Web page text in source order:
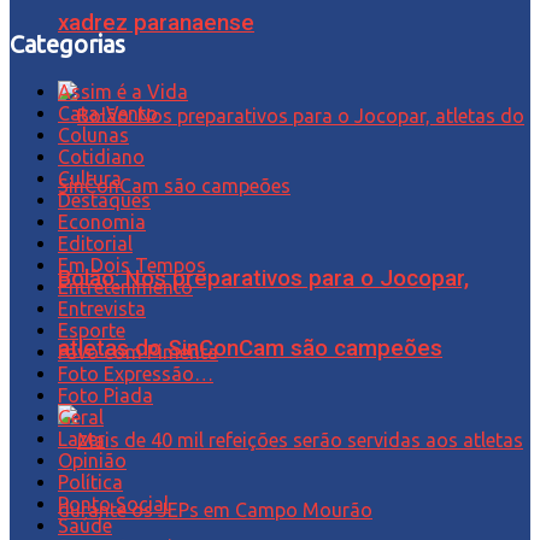
xadrez paranaense
Bolão: Nos preparativos para o Jocopar,
atletas do SinConCam são campeões
Categorias
Assim é a Vida
Cata-Vento
Colunas
Cotidiano
Cultura
Destaques
Economia
Editorial
Em Dois Tempos
Entretenimento
Entrevista
Esporte
Favo com Pimenta
Foto Expressão…
Foto Piada
Geral
Lazer
Opinião
Política
Ponto Social
Saúde